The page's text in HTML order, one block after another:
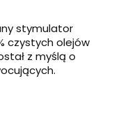
stymulator
czystych olejów
z myślą o